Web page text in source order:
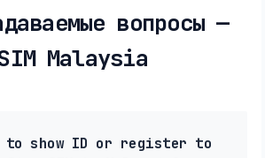
вопросы —
Malaysia
to show ID or register to